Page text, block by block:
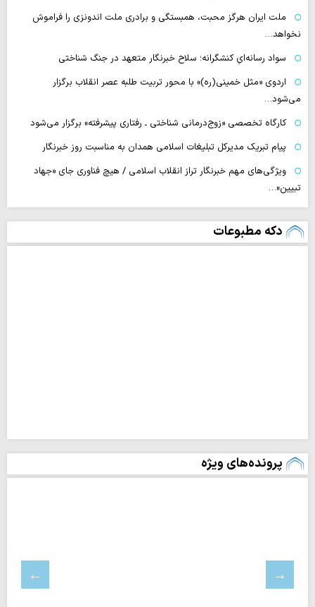
ملت ایران هرگز محبت، همبستگی و برادری ملت اندونزی را فراموش
نخواهد…
سواد رسانه‌ایِ کنشگرانه؛ سلاح خبرنگار متعهد در جنگ شناختی
اردوی «مثل خمینی(ره)» با محور تربیت طلبه عصر انقلاب برگزار
می‌شود…
کارگاه تخصصی «زوج‌درمانی شناختی ـ رفتاری پیشرفته» برگزار می‌شود
پیام تبریک مدیرکل تبلیغات اسلامی همدان به مناسبت روز خبرنگار
ویژگی‌های مهم خبرنگار تراز انقلاب اسلامی / هیچ فناوری‌ جای «جهاد
تبیین»…
دکه مطبوعات
پرونده‌های ویژه